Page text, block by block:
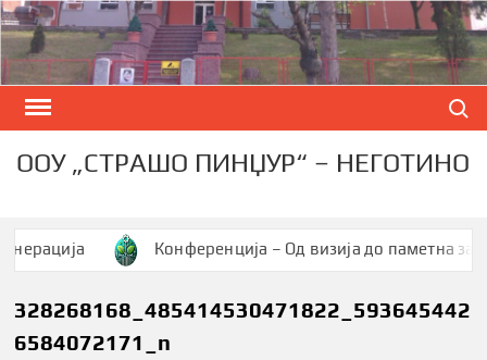
Skip
to
content
ООУ „СТРАШО ПИНЏУР“ – НЕГОТИНО
Конференција – Од визија до паметна заедница
328268168_485414530471822_593645442
6584072171_n